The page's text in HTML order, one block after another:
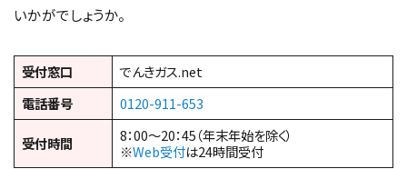
いかがでしょうか。
受付窓口
でんきガス.net
電話番号
0120-911-653
受付時間
8：00～20：45（年末年始を除く）
※Web受付は24時間受付